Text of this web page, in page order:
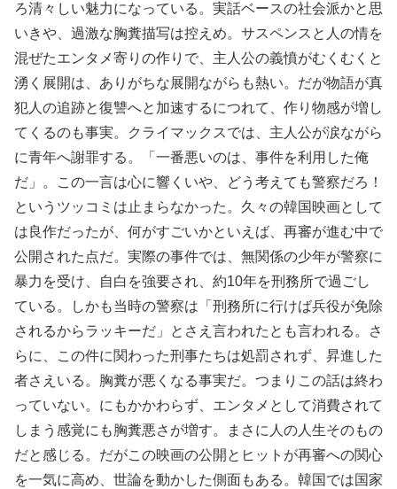
ろ清々しい魅力になっている。実話ベースの社会派かと思
いきや、過激な胸糞描写は控えめ。サスペンスと人の情を
混ぜたエンタメ寄りの作りで、主人公の義憤がむくむくと
湧く展開は、ありがちな展開ながらも熱い。だが物語が真
犯人の追跡と復讐へと加速するにつれて、作り物感が増し
てくるのも事実。クライマックスでは、主人公が涙ながら
に青年へ謝罪する。「一番悪いのは、事件を利用した俺
だ」。この一言は心に響くいや、どう考えても警察だろ！
というツッコミは止まらなかった。久々の韓国映画として
は良作だったが、何がすごいかといえば、再審が進む中で
公開された点だ。実際の事件では、無関係の少年が警察に
暴力を受け、自白を強要され、約10年を刑務所で過ごし
ている。しかも当時の警察は「刑務所に行けば兵役が免除
されるからラッキーだ」とさえ言われたとも言われる。さ
らに、この件に関わった刑事たちは処罰されず、昇進した
者さえいる。胸糞が悪くなる事実だ。つまりこの話は終わ
っていない。にもかかわらず、エンタメとして消費されて
しまう感覚にも胸糞悪さが増す。まさに人の人生そのもの
だと感じる。だがこの映画の公開とヒットが再審への関心
を一気に高め、世論を動かした側面もある。韓国では国家